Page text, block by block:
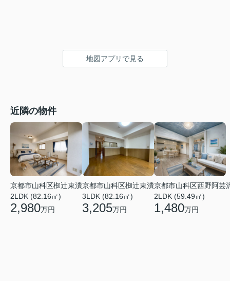
地図アプリで見る
近隣の物件
京都市山科区椥辻東潰
2LDK (82.16㎡)
2,980万円
京都市山科区椥辻東潰
3LDK (82.16㎡)
3,205万円
京都市山科区西野阿芸
2LDK (59.49㎡)
1,480万円